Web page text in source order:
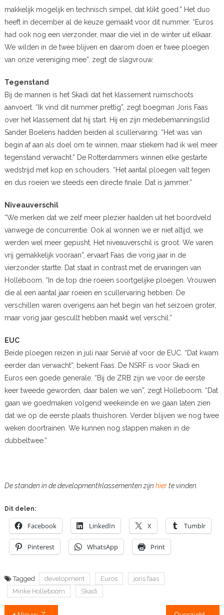
makkelijk mogelijk en technisch simpel, dat klikt goed.” Het duo
heeft in december al de keuze gemaakt voor dit nummer. “Euros
had ook nog een vierzonder, maar die viel in de winter uit elkaar.
We wilden in de twee blijven en daarom doen er twee ploegen
van onze vereniging mee”, zegt de slagvrouw.
Tegenstand
Bij de mannen is het Skadi dat het klassement ruimschoots
aanvoert. “Ik vind dit nummer prettig”, zegt boegman Joris Faas
over het klassement dat hij start. Hij en zijn medebemanningslid
Sander Boelens hadden beiden al scullervaring. “Het was van
begin af aan als doel om te winnen, maar stiekem had ik wel meer
tegenstand verwacht.” De Rotterdammers winnen elke gestarte
wedstrijd met kop en schouders. “Het aantal ploegen valt tegen
en dus roeien we steeds een directe finale. Dat is jammer.”
Niveauverschil
“We merken dat we zelf meer plezier haalden uit het boordveld
vanwege de concurrentie. Ook al wonnen we er niet altijd, we
werden wel meer gepusht. Het niveauverschil is groot. We varen
vrij gemakkelijk vooraan”, ervaart Faas die vorig jaar in de
vierzonder startte. Dat staat in contrast met de ervaringen van
Holleboom. “In de top drie roeien soortgelijke ploegen. Vrouwen
die al een aantal jaar roeien en scullervaring hebben. De
verschillen waren overigens aan het begin van het seizoen groter,
maar vorig jaar gescullt hebben maakt wel verschil.”
EUC
Beide ploegen reizen in juli naar Servië af voor de EUC. “Dat kwam
eerder dan verwacht”, bekent Faas. De NSRF is voor Skadi en
Euros een goede generale. “Bij de ZRB zijn we voor de eerste
keer tweede geworden, daar balen we van”, zegt Holleboom. “Dat
gaan we goedmaken volgend weekeinde en we gaan laten zien
dat we op de eerste plaats thuishoren. Verder blijven we nog twee
weken doortrainen. We kunnen nog stappen maken in de
dubbeltwee.”
De standen in de developmentklassementen zijn hierte vinden.
Dit delen:
Facebook LinkedIn X Tumblr
Pinterest WhatsApp Print
Tagged development Euros
joris faas
Minke Holleboom
Skadi